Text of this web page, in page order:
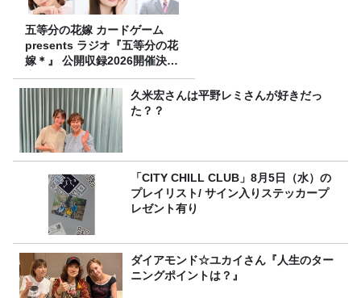
五等分の花嫁 カードゲーム
presents ラジオ『五等分の花
嫁＊』 公開収録2026開催決
定！
久米宏さんは平野レミさんが好きだっ
た？？
「CITY CHILL CLUB」8月5日（水）の
プレイリスト/ サイン入りステッカープ
レゼント有り
ダイアモンド☆ユカイさん『人生のター
ニングポイントは？』